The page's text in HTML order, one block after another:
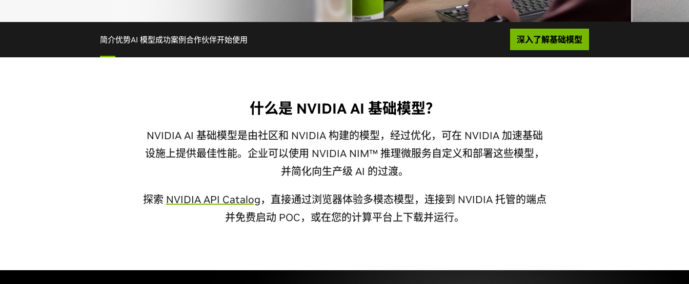
简介优势AI 模型成功案例合作伙伴开始使用 深入了解基础模型
什么是 NVIDIA AI 基础模型？
NVIDIA AI 基础模型是由社区和 NVIDIA 构建的模型，经过优化，可在 NVIDIA 加速基础
设施上提供最佳性能。企业可以使用 NVIDIA NIM™ 推理微服务自定义和部署这些模型，
并简化向生产级 AI 的过渡。
探索 NVIDIA API Catalog，直接通过浏览器体验多模态模型，连接到 NVIDIA 托管的端点
并免费启动 POC，或在您的计算平台上下载并运行。